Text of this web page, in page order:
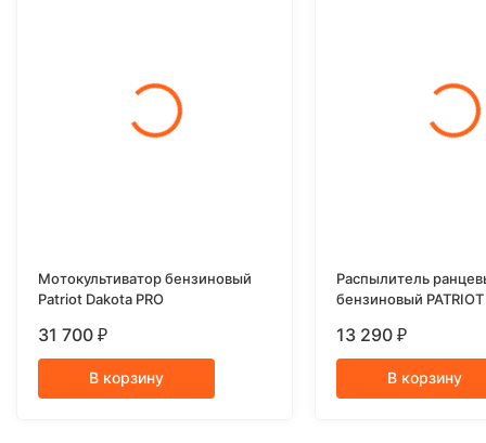
Мотокультиватор бензиновый
Patriot Dakota PRO
31 700 ₽
В корзину
Распылитель
бензиновый
13 290 ₽
В корзину